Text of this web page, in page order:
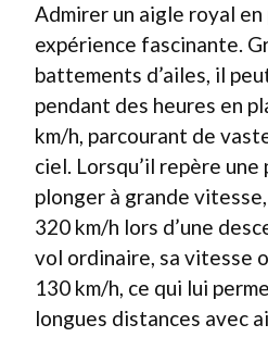
Admirer un aigle royal
expérience fascinante.
battements d’ailes, il
pendant des heures en
km/h, parcourant de
ciel. Lorsqu’il repère
plonger à grande
320 km/h lors d’une
vol ordinaire, sa vitesse
130 km/h, ce qui lui
longues distances avec